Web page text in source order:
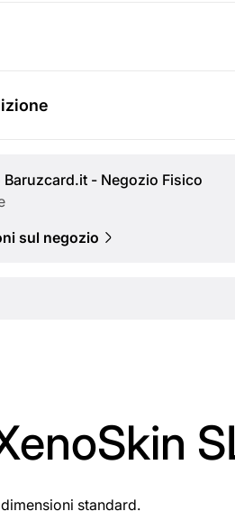
Baruzcard.it - Negozio Fisico
sul negozio
standard.